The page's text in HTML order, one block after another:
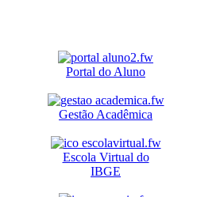
Portal do Aluno
Gestão Acadêmica
Escola Virtual do
IBGE